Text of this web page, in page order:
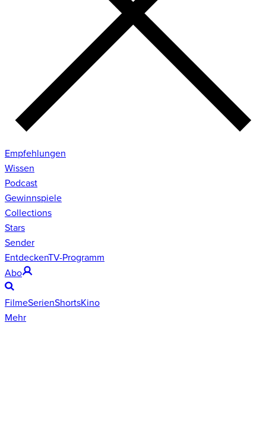
Empfehlungen
Wissen
Podcast
Gewinnspiele
Collections
Stars
Sender
EntdeckenTV-Programm
Abo
FilmeSerienShortsKino
Mehr